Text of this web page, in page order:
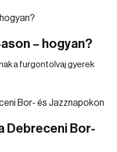
– hogyan?
a furgontolvaj gyerek
Debreceni Bor-